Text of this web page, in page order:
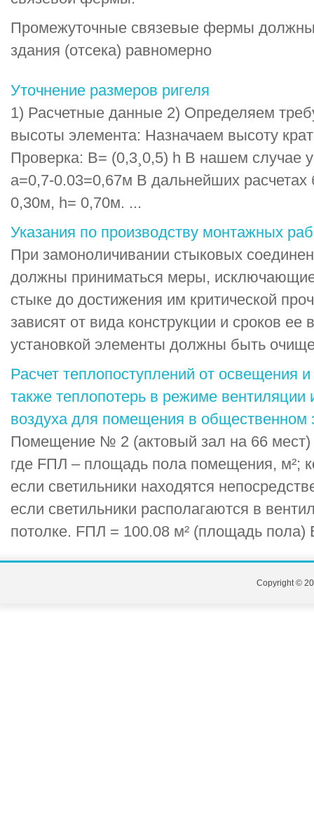
Промежуточные связевые фермы должны
здания (отсека) равномерно
Уточнение размеров ригеля
1) Расчетные данные 2) Определяем
высоты элемента: Назначаем высоту
Проверка: В= (0,3¸0,5) h В нашем случае
a=0,7-0.03=0,67м В дальнейших расчетах
0,30м, h= 0,70м. ...
Указания по производству монтажных
При замоноличивании стыковых
должны приниматься меры,
стыке до достижения им критической
зависят от вида конструкции и сроков
установкой элементы должны быть
Расчет теплопоступлений от освещения
также теплопотерь в режиме вентиляции
воздуха для помещения в общественном
Помещение № 2 (актовый зал на 66 мест)
где FПЛ – площадь пола помещения, м²;
если светильники находятся
если светильники располагаются в
потолке. FПЛ = 100.08 м² (площадь пола)
Copyright ©